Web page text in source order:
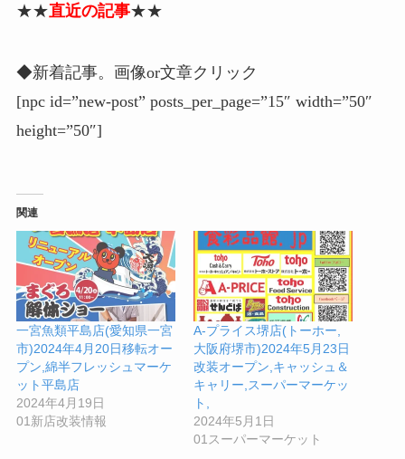
★★直近の記事★★
◆新着記事。画像or文章クリック
[npc id=”new-post” posts_per_page=”15″ width=”50″
height=”50″]
関連
一宮魚類平島店(愛知県一宮
市)2024年4月20日移転オー
プン,綿半フレッシュマーケ
ット平島店
2024年4月19日
01新店改装情報
A-プライス堺店(トーホー,
大阪府堺市)2024年5月23日
改装オープン,キャッシュ＆
キャリー,スーパーマーケッ
ト,
2024年5月1日
01スーパーマーケット